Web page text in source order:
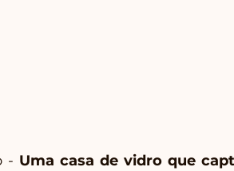
- Uma casa de vidro que